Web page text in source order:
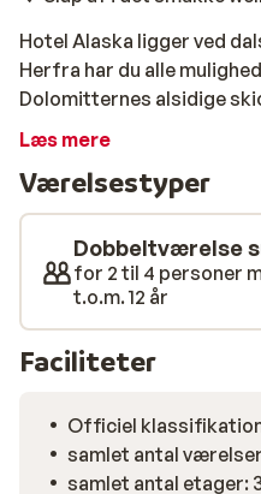
Hotel Alaska ligger ved
Herfra har du alle
Dolomitternes alsidige
noget andet end at stå på
et ophold på Hotel Alaska.
gode service får dig til at
bor du på et dejligt
faciliteter. For en
det rette sted at være!
Læs mere
Værelsestyper
Dobbeltværelse
for 2 til 4 personer
t.o.m. 12 år
Faciliteter
Officiel
samlet antal
samlet antal etager: